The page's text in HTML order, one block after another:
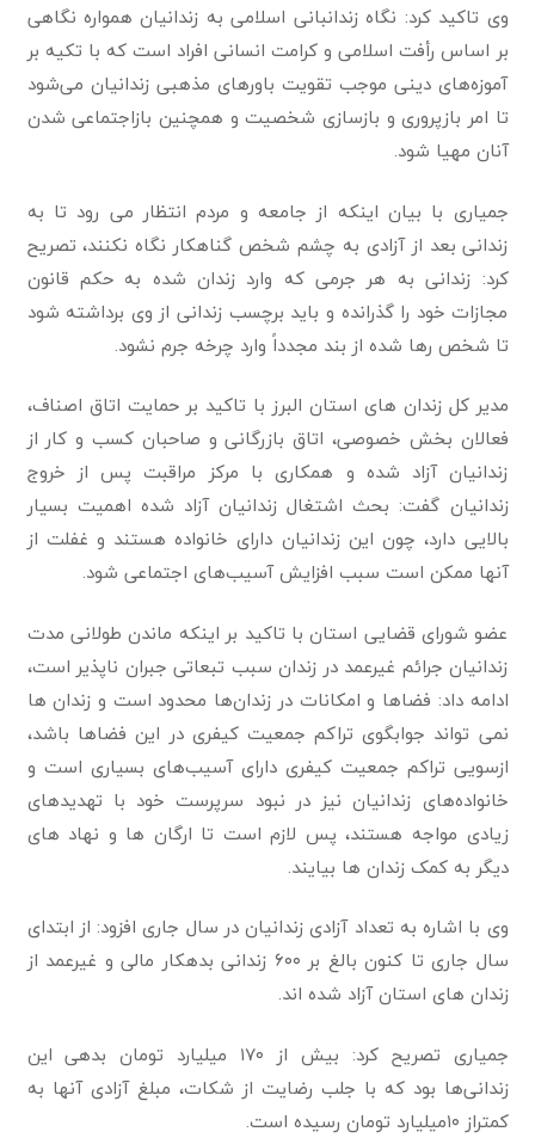
وی تاکید کرد: نگاه زندانبانی اسلامی به زندانیان همواره نگاهی
بر اساس رأفت اسلامی و کرامت ‏انسانی افراد است که با تکیه بر
آموزه‌های دینی موجب تقویت باورهای مذهبی زندانیان می‌شود
تا امر ‏بازپروری و بازسازی شخصیت و همچنین بازاجتماعی شدن
آنان مهیا شود.
جمیاری با بیان اینکه از جامعه و مردم انتظار می رود تا به
زندانی بعد از آزادی به چشم شخص ‏گناهکار نگاه نکنند، تصریح
کرد: زندانی به هر جرمی که وارد زندان شده به حکم قانون
مجازات خود ‏را گذرانده و باید برچسب زندانی از وی برداشته شود
تا شخص رها شده از بند مجدداً وارد چرخه ‏جرم نشود‎.
مدیر کل زندان های استان البرز با تاکید بر حمایت اتاق اصناف،
فعالان بخش خصوصی، اتاق بازرگانی ‏و صاحبان کسب و کار از
زندانیان آزاد شده و همکاری با مرکز مراقبت پس از خروج
زندانیان گفت: ‏بحث اشتغال زندانیان آزاد شده اهمیت بسیار
بالایی دارد، چون این زندانیان دارای خانواده هستند و ‏غفلت از
آنها ممکن است سبب افزایش آسیب‌های اجتماعی شود‎.
عضو شورای قضایی استان با تاکید بر اینکه ماندن طولانی مدت
زندانیان جرائم غیرعمد در زندان سبب ‏تبعاتی جبران ناپذیر است،
ادامه داد: فضاها و امکانات در زندان‌ها محدود است و زندان ها
نمی تواند ‏جوابگوی تراکم جمعیت کیفری در این فضاها باشد،
ازسویی تراکم جمعیت کیفری دارای آسیب‌های ‏بسیاری است و
خانواده‌های زندانیان نیز در نبود سرپرست خود با تهدیدهای
زیادی مواجه هستند، پس ‏لازم است تا ارگان ها و نهاد های
دیگر به کمک زندان ها بیایند.‏
وی با اشاره به تعداد آزادی زندانیان در سال جاری افزود: از ابتدای
سال جاری تا کنون بالغ بر ۶۰۰ ‏زندانی بدهکار مالی و غیرعمد از
زندان های استان آزاد شده اند‎.
جمیاری تصریح کرد: بیش از ۱۷۰ میلیارد تومان بدهی این
زندانی‌ها بود که با جلب رضایت از شکات، ‏مبلغ آزادی آنها به
کمتراز ۱۰میلیارد تومان رسیده است.‏